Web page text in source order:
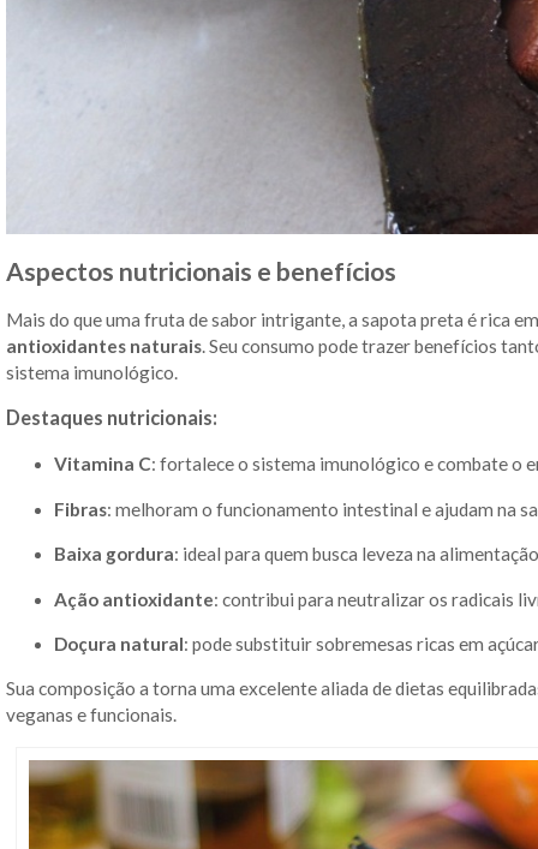
Aspectos nutricionais e benefícios
Mais do que uma fruta de sabor intrigante, a sapota preta é rica
antioxidantes naturais. Seu consumo pode trazer benefícios
sistema imunológico.
Destaques nutricionais:
Vitamina C: fortalece o sistema imunológico e combate o
Fibras: melhoram o funcionamento intestinal e ajudam na
Baixa gordura: ideal para quem busca leveza na alimentação
Ação antioxidante: contribui para neutralizar os radicais
Doçura natural: pode substituir sobremesas ricas em
Sua composição a torna uma excelente aliada de dietas
veganas e funcionais.